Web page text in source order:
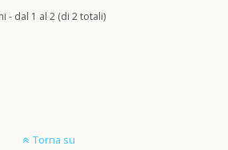
- dal 1 al 2 (di 2 totali)
Torna su